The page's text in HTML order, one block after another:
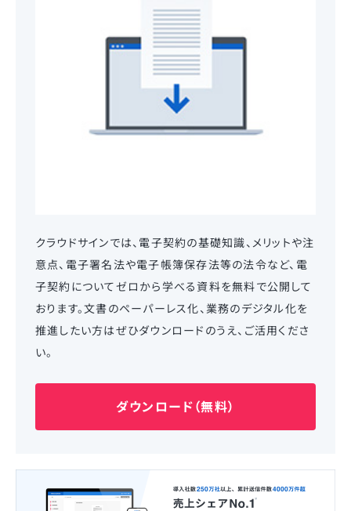
クラウドサインでは、電子契約の基礎知識、メリットや注
意点、電子署名法や電子帳簿保存法等の法令など、電
子契約についてゼロから学べる資料を無料で公開して
おります。文書のペーパーレス化、業務のデジタル化を
推進したい方はぜひダウンロードのうえ、ご活用くださ
い。
ダウンロード（無料）